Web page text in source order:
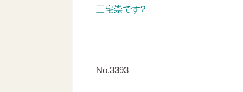
三宅崇です?
No.3393